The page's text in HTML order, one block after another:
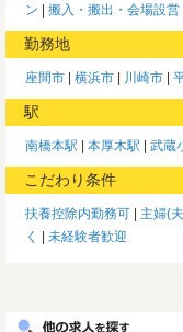
ン
搬入・搬出・会場設営
勤務地
座間市 横浜市 川崎市
駅
南橋本駅 本厚木駅 武蔵
こだわり条件
扶養控除内勤務可 主婦(
く
未経験者歓迎